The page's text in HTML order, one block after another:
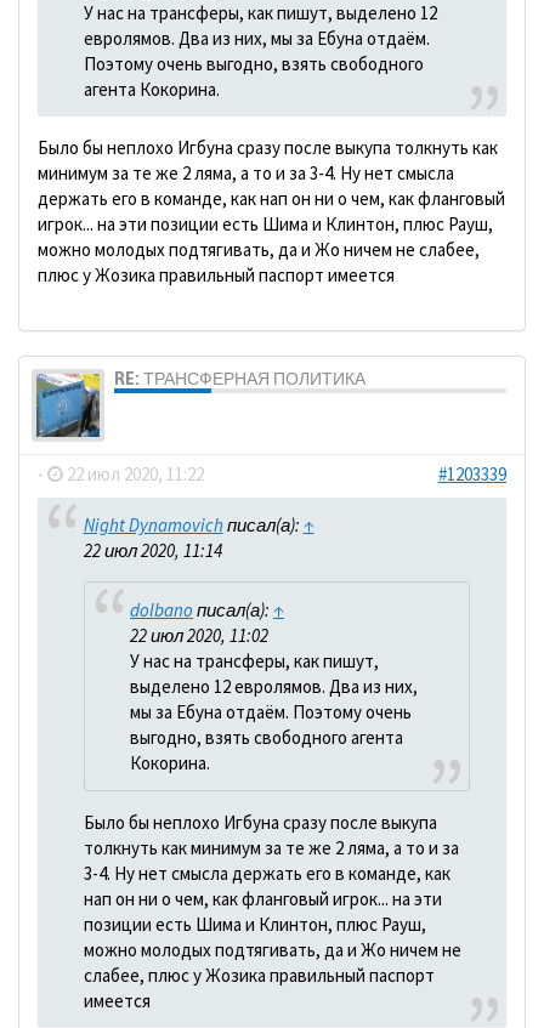
У нас на трансферы, как пишут, выделено 12
евролямов. Два из них, мы за Ебуна отдаём.
Поэтому очень выгодно, взять свободного
агента Кокорина.
Было бы неплохо Игбуна сразу после выкупа толкнуть как
минимум за те же 2 ляма, а то и за 3-4. Ну нет смысла
держать его в команде, как нап он ни о чем, как фланговый
игрок... на эти позиции есть Шима и Клинтон, плюс Рауш,
можно молодых подтягивать, да и Жо ничем не слабее,
плюс у Жозика правильный паспорт имеется
RE: ТРАНСФЕРНАЯ ПОЛИТИКА
- 22 июл 2020, 11:22 #1203339
Night Dynamovich писал(а): ↑
22 июл 2020, 11:14
dolbano писал(а): ↑
22 июл 2020, 11:02
У нас на трансферы, как пишут,
выделено 12 евролямов. Два из них,
мы за Ебуна отдаём. Поэтому очень
выгодно, взять свободного агента
Кокорина.
Было бы неплохо Игбуна сразу после выкупа
толкнуть как минимум за те же 2 ляма, а то и за
3-4. Ну нет смысла держать его в команде, как
нап он ни о чем, как фланговый игрок... на эти
позиции есть Шима и Клинтон, плюс Рауш,
можно молодых подтягивать, да и Жо ничем не
слабее, плюс у Жозика правильный паспорт
имеется